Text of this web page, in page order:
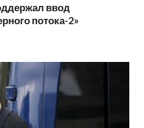
ввод
потока-2»